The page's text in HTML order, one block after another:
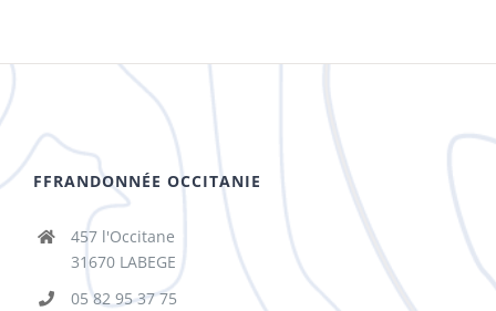
FFRANDONNÉE OCCITANIE
457 l'Occitane
31670 LABEGE
05 82 95 37 75